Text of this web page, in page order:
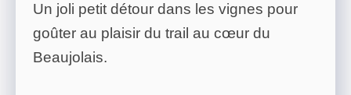
Un joli petit détour dans les vignes pour
goûter au plaisir du trail au cœur du
Beaujolais.